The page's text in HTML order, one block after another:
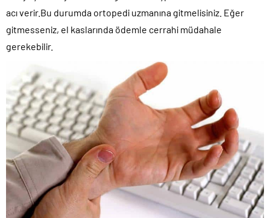
acı verir.Bu durumda ortopedi uzmanına gitmelisiniz. Eğer
gitmesseniz, el kaslarında ödemle cerrahi müdahale
gerekebilir.